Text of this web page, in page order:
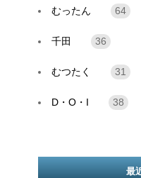
最
むったん 64
千田 36
むつたく 31
D・O・I 38